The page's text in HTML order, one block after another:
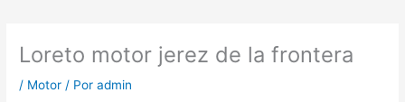
Loreto motor jerez de la frontera
/ Motor / Poradmin